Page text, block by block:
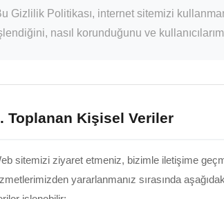
Gizlilik Politikası, internet sitemizi
nasıl korunduğunu ve
Toplanan Kişisel Veriler
sitemizi ziyaret etmeniz, bizimle iletişime
yararlanmanız sırasında